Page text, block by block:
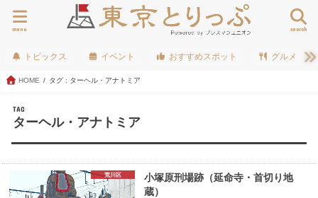
search
menu
トピックス イベント おすすめスポット グルメ
HOME タグ : ターヘル・アナトミア
TAG
ターヘル・アナトミア
荒川区
小塚原刑場跡（延命寺・首切り地
蔵）